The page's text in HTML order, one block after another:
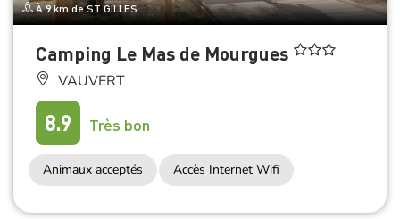
À 9 km de ST GILLES
Camping Le Mas de Mourgues
VAUVERT
8.9 Très bon
Animaux acceptés Accès Internet Wifi